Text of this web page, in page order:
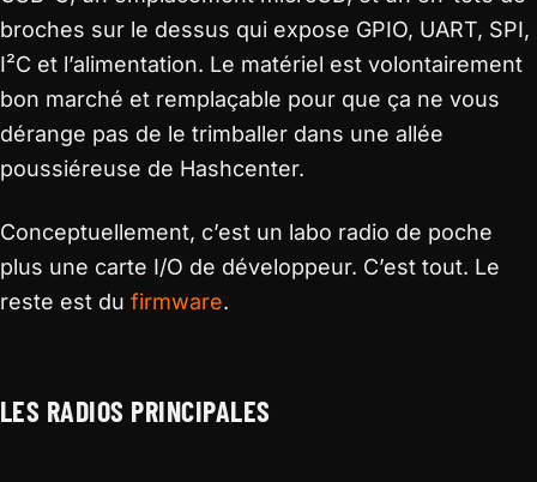
broches sur le dessus qui expose GPIO, UART, SPI,
I²C et l’alimentation. Le matériel est volontairement
bon marché et remplaçable pour que ça ne vous
dérange pas de le trimballer dans une allée
poussiéreuse de Hashcenter.
Conceptuellement, c’est un labo radio de poche
plus une carte I/O de développeur. C’est tout. Le
reste est du firmware.
LES RADIOS PRINCIPALES